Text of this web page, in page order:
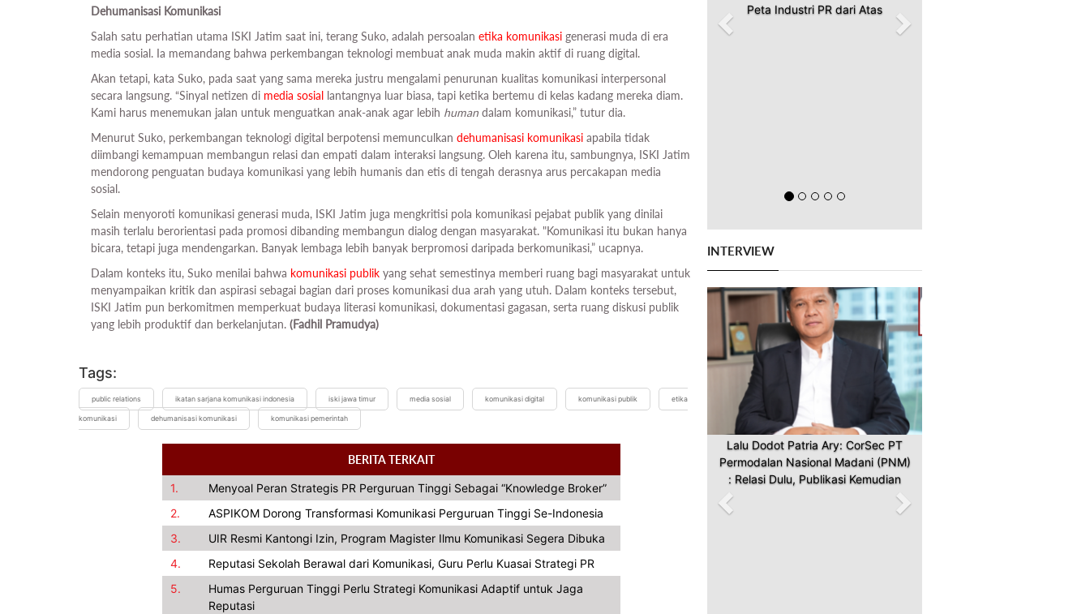
Dehumanisasi Komunikasi
Salah satu perhatian utama ISKI Jatim saat ini, terang Suko, adalah persoalan etika komunikasi generasi muda di era
media sosial. Ia memandang bahwa perkembangan teknologi membuat anak muda makin aktif di ruang digital.
Akan tetapi, kata Suko, pada saat yang sama mereka justru mengalami penurunan kualitas komunikasi interpersonal
secara langsung. “Sinyal netizen di media sosial lantangnya luar biasa, tapi ketika bertemu di kelas kadang mereka diam.
Kami harus menemukan jalan untuk menguatkan anak-anak agar lebih human dalam komunikasi,” tutur dia.
Menurut Suko, perkembangan teknologi digital berpotensi memunculkan dehumanisasi komunikasi apabila tidak
diimbangi kemampuan membangun relasi dan empati dalam interaksi langsung. Oleh karena itu, sambungnya, ISKI Jatim
mendorong penguatan budaya komunikasi yang lebih humanis dan etis di tengah derasnya arus percakapan media
sosial.
Selain menyoroti komunikasi generasi muda, ISKI Jatim juga mengkritisi pola komunikasi pejabat publik yang dinilai
masih terlalu berorientasi pada promosi dibanding membangun dialog dengan masyarakat. "Komunikasi itu bukan hanya
bicara, tetapi juga mendengarkan. Banyak lembaga lebih banyak berpromosi daripada berkomunikasi,” ucapnya.
Dalam konteks itu, Suko menilai bahwa komunikasi publik yang sehat semestinya memberi ruang bagi masyarakat untuk
menyampaikan kritik dan aspirasi sebagai bagian dari proses komunikasi dua arah yang utuh. Dalam konteks tersebut,
ISKI Jatim pun berkomitmen memperkuat budaya literasi komunikasi, dokumentasi gagasan, serta ruang diskusi publik
yang lebih produktif dan berkelanjutan. (Fadhil Pramudya)
Tags:
public relations ikatan sarjana komunikasi indonesia iski jawa timur media sosial komunikasi digital komunikasi publik etika
komunikasi dehumanisasi komunikasi komunikasi pemerintah
BERITA TERKAIT
1.
Menyoal Peran Strategis PR Perguruan Tinggi Sebagai “Knowledge Broker”
2.
ASPIKOM Dorong Transformasi Komunikasi Perguruan Tinggi Se-Indonesia
3.
UIR Resmi Kantongi Izin, Program Magister Ilmu Komunikasi Segera Dibuka
4.
Reputasi Sekolah Berawal dari Komunikasi, Guru Perlu Kuasai Strategi PR
5.
Humas Perguruan Tinggi Perlu Strategi Komunikasi Adaptif untuk Jaga
Reputasi
Peta Industri PR dari Atas
INTERVIEW
Lalu Dodot Patria Ary: CorSec PT
Permodalan Nasional Madani (PNM)
: Relasi Dulu, Publikasi Kemudian
Previous Next